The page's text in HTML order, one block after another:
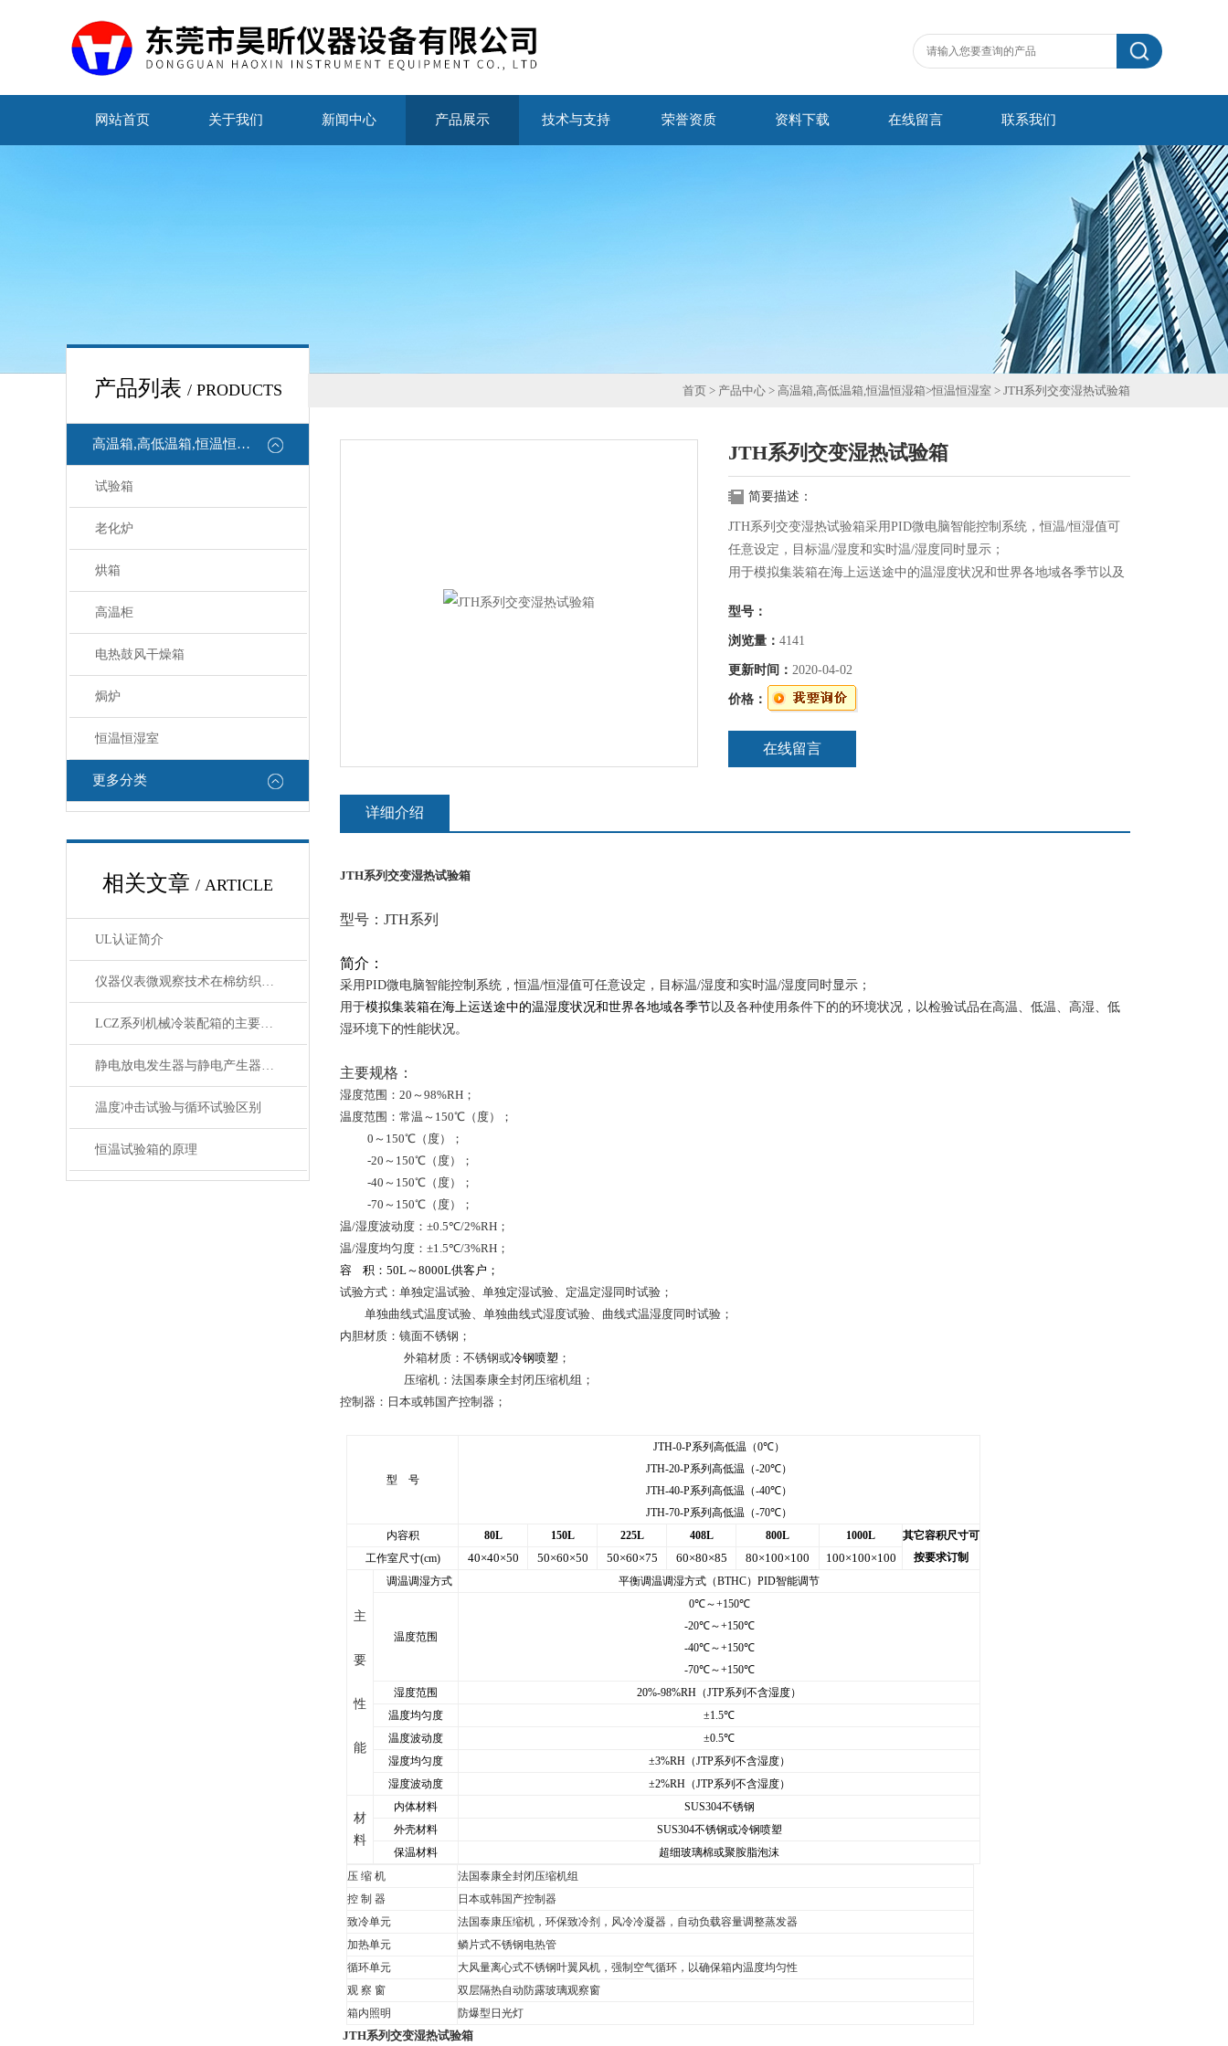
网站首页 关于我们 新闻中心 产品展示 技术与支持 荣誉资质 资料下载 在线留言 联系我们
产品列表 / PRODUCTS
高温箱,高低温箱,恒温恒湿箱
试验箱
老化炉
烘箱
高温柜
电热鼓风干燥箱
焗炉
恒温恒湿室
更多分类
相关文章 / ARTICLE
UL认证简介
仪器仪表微观察技术在棉纺织业应用
LCZ系列机械冷装配箱的主要规格
静电放电发生器与静电产生器的区别
温度冲击试验与循环试验区别
恒温试验箱的原理
首页 > 产品中心 > 高温箱,高低温箱,恒温恒湿箱>恒温恒湿室 > JTH系列交变湿热试验箱
JTH系列交变湿热试验箱
简要描述：
JTH系列交变湿热试验箱采用PID微电脑智能控制系统，恒温/恒湿值可
任意设定，目标温/湿度和实时温/湿度同时显示；
用于模拟集装箱在海上运送途中的温湿度状况和世界各地域各季节以及
环境下的性能状况。
型号：
浏览量： 4141
更新时间： 2020-04-02
价格：
在线留言
详细介绍
JTH系列交变湿热试验箱
型号：JTH系列
简介：
采用PID微电脑智能控制系统，恒温/恒湿值可任意设定，目标温/湿度和实时温/湿度同时显示；
用于模拟集装箱在海上运送途中的温湿度状况和世界各地域各季节以及各种使用条件下的的环境状况，以检验试品在高温、低温、高湿、低
湿环境下的性能状况。
主要规格：
湿度范围： 20 ～ 98%RH ；
温度范围：常温～ 150℃ （度）；
0 ～ 150℃ （度）；
-20 ～ 150℃ （度）；
-40 ～ 150℃ （度）；
-70 ～ 150℃ （度）；
温/湿度波动度： ±0.5℃/2%RH ；
温/湿度均匀度： ±1.5℃/3%RH ；
容
积： 50L～8000L供客户；
试验方式：单独定温试验、单独定湿试验、定温定湿同时试验；
单独曲线式温度试验、单独曲线式湿度试验、曲线式温湿度同时试验；
内胆材质：镜面不锈钢；
外箱材质：不锈钢或冷钢喷塑 ；
压缩机：法国泰康全封闭压缩机组；
控制器：日本或韩国产控制器；
型 号
JTH-0-P系列高低温（0℃）
JTH-20-P系列高低温（-20℃）
JTH-40-P系列高低温（-40℃）
JTH-70-P系列高低温（-70℃）
内容积
80L 150L 225L 408L 800L 1000L
其它容积尺寸可
按要求订制
工作室尺寸(cm) 40×40×50 50×60×50 50×60×75 60×80×85 80×100×100 100×100×100
主
要
性
能
调温调湿方式 平衡调温调湿方式（BTHC）PID智能调节
温度范围
0℃～+150℃
-20℃～+150℃
-40℃～+150℃
-70℃～+150℃
湿度范围
20%-98%RH （JTP系列不含湿度）
温度均匀度
±1.5℃
温度波动度
±0.5℃
湿度均匀度
±3%RH（JTP系列不含湿度）
湿度波动度
±2%RH（JTP系列不含湿度）
材
料
内体材料 SUS304不锈钢
外壳材料
SUS304不锈钢或冷钢喷塑
保温材料
超细玻璃棉或聚胺脂泡沫
压 缩 机
法国泰康全封闭压缩机组
控 制 器
日本或韩国产控制器
致冷单元
法国泰康压缩机，环保致冷剂，风冷冷凝器，自动负载容量调整蒸发器
加热单元
鳞片式不锈钢电热管
循环单元
大风量离心式不锈钢叶翼风机，强制空气循环，以确保箱内温度均匀性
观 察 窗
双层隔热自动防露玻璃观察窗
箱内照明
防爆型日光灯
JTH系列交变湿热试验箱